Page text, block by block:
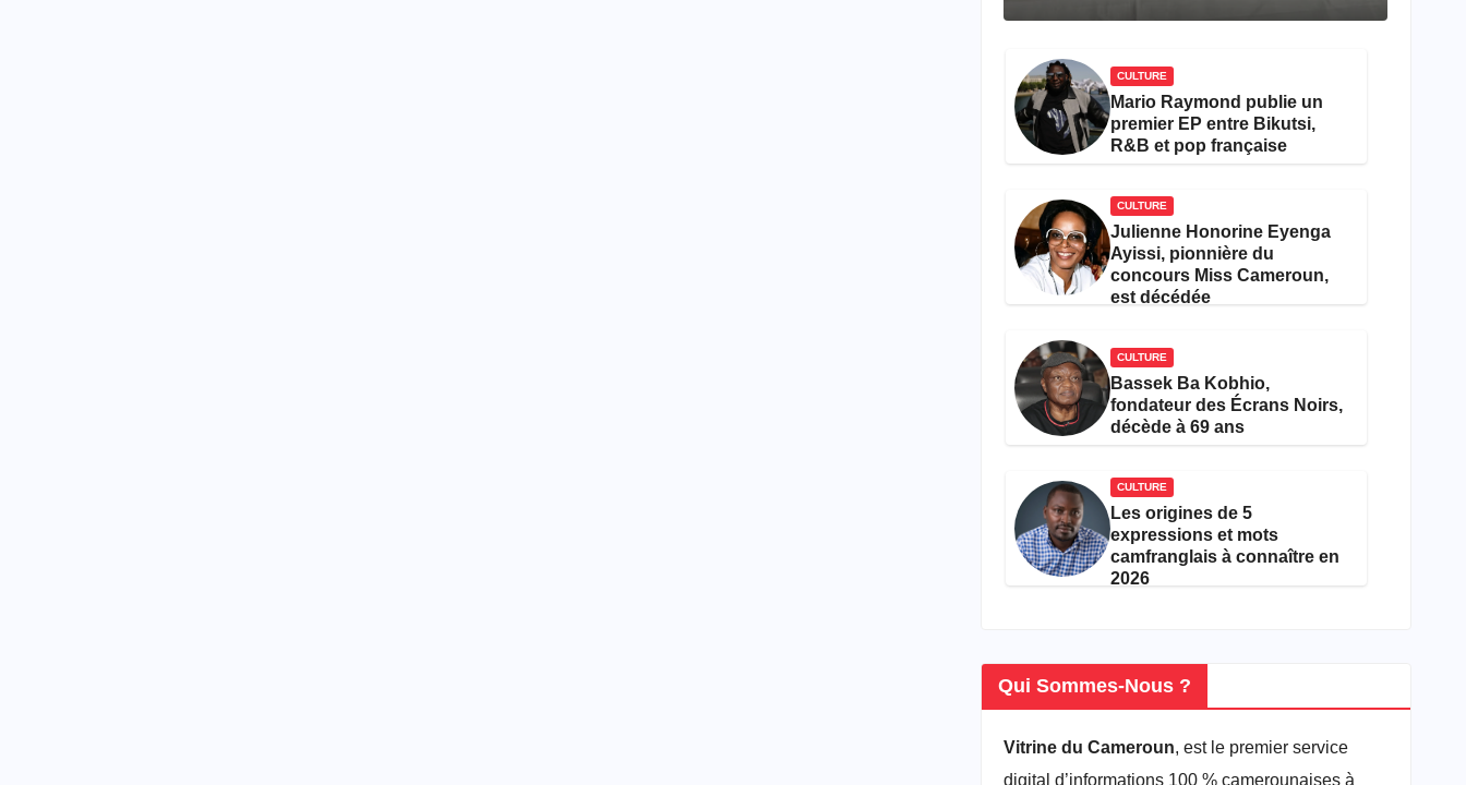
CULTURE
Mario Raymond publie un
premier EP entre Bikutsi,
R&B et pop française
CULTURE
Julienne Honorine Eyenga
Ayissi, pionnière du
concours Miss Cameroun,
est décédée
CULTURE
Bassek Ba Kobhio,
fondateur des Écrans Noirs,
décède à 69 ans
CULTURE
Les origines de 5
expressions et mots
camfranglais à connaître en
2026
Qui Sommes-Nous ?
Vitrine du Cameroun, est le premier service
digital d’informations 100 % camerounaises à